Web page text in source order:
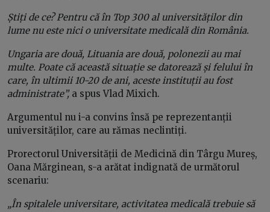
Știți de ce? Pentru că în Top 300 al universităților din
lume nu este nici o universitate medicală din România.
Ungaria are două, Lituania are două, polonezii au mai
multe. Poate că această situație se datorează și felului în
care, în ultimii 10-20 de ani, aceste instituții au fost
administrate”, a spus Vlad Mixich.
Argumentul nu i-a convins însă pe reprezentanții
universităților, care au rămas neclintiți.
Prorectorul Universității de Medicină din Târgu Mureș,
Oana Mărginean, s-a arătat indignată de următorul
scenariu:
„În spitalele universitare, activitatea medicală trebuie să